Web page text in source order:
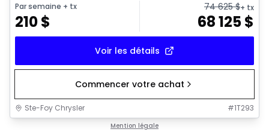
Par semaine + tx
210$
74 625$+ tx
68 125$
Voir les détails
Commencer votre achat
Ste-Foy Chrysler #1T293
Mention légale